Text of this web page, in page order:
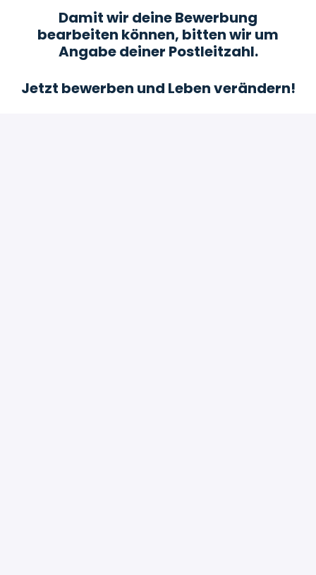
Damit wir deine Bewerbung
bearbeiten können, bitten wir um
Angabe deiner Postleitzahl.
Jetzt bewerben und Leben verändern!